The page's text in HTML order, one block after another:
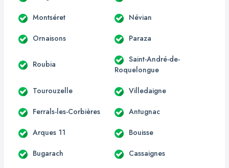
Montséret Névian
Ornaisons Paraza
Roubia
Saint-André-de-
Roquelongue
Tourouzelle Villedaigne
Ferrals-les-Corbières Antugnac
Arques 11 Bouisse
Bugarach Cassaignes